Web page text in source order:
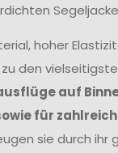
hoher
den
auf
für
sie durch ihr